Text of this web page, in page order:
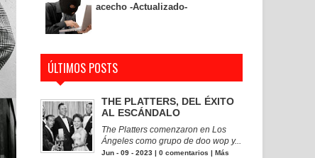
acecho -Actualizado-
ÚLTIMOS POSTS
THE PLATTERS, DEL ÉXITO
AL ESCÁNDALO
The Platters comenzaron en Los
Ángeles como grupo de doo wop y...
Jun - 09 - 2023 | 0 comentarios | Más